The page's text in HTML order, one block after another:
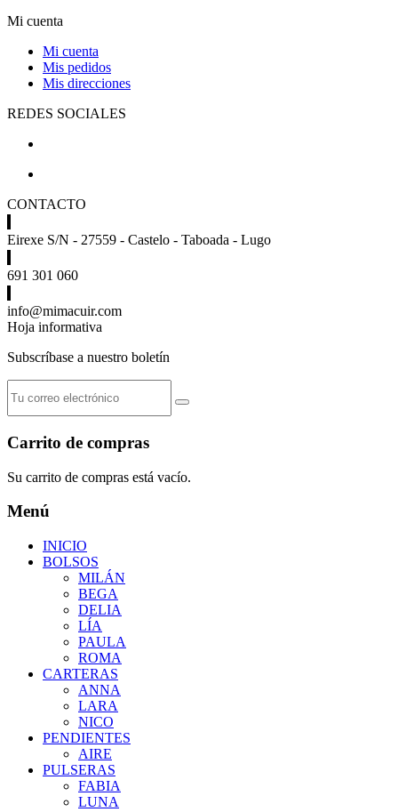
Mi cuenta
Mi cuenta
Mis pedidos
Mis direcciones
REDES SOCIALES
CONTACTO
Eirexe S/N - 27559 - Castelo - Taboada - Lugo
691 301 060
info@mimacuir.com
Hoja informativa
Subscríbase a nuestro boletín
Carrito de compras
Su carrito de compras está vacío.
Menú
INICIO
BOLSOS
MILÁN
BEGA
DELIA
LÍA
PAULA
ROMA
CARTERAS
ANNA
LARA
NICO
PENDIENTES
AIRE
PULSERAS
FABIA
LUNA